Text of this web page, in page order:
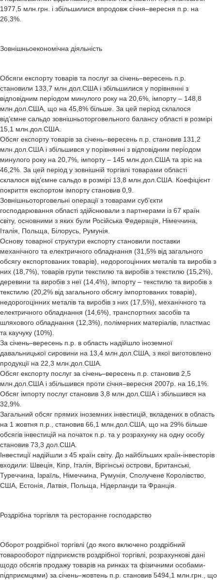
1977,5 млн.грн. і збільшилися впродовж січня–вересня п.р. на
26,3%.
Зовнішньоекономічна діяльність
Обсяги експорту товарів та послуг за січень–вересень п.р.
становили 133,7 млн.дол.США і збільшилися у порівнянні з
відповідним періодом минулого року на 20,6%, імпорту – 148,8
млн.дол.США, що на 45,8% більше. За цей період склалося
від’ємне сальдо зовнішньоторговельного балансу області в розмірі
15,1 млн.дол.США.
Обсяг експорту товарів за січень–вересень п.р. становив 131,2
млн.дол.США і збільшився у порівнянні з відповідним періодом
минулого року на 20,7%, імпорту – 145 млн.дол.США та зріс на
46,2%. За цей період у зовнішній торгівлі товарами області
склалося від’ємне сальдо в розмірі 13,8 млн.дол.США. Коефіцієнт
покриття експортом імпорту становив 0,9.
Зовнішньоторговельні операції з товарами суб’єкти
господарювання області здійснювали з партнерами із 67 країн
світу, основними з яких були Російська Федерація, Німеччина,
Італія, Польща, Білорусь, Румунія.
Основу товарної структури експорту становили поставки
механічного та електричного обладнання (31,5% від загального
обсягу експортованих товарів), недорогоцінних металів та виробів з
них (18,7%), товарів групи текстилю та виробів з текстилю (15,2%),
деревини та виробів з неї (14,4%), імпорту – текстилю та виробів з
текстилю (20,2% від загального обсягу імпортованих товарів),
недорогоцінних металів та виробів з них (17,5%), механічного та
електричного обладнання (14,6%), транспортних засобів та
шляхового обладнання (12,3%), полімерних матеріалів, пластмас
та каучуку (10%).
За січень–вересень п.р. в область надійшло іноземної
давальницької сировини на 13,4 млн.дол.США, з якої виготовлено
продукції на 22,3 млн.дол.США.
Обсяг експорту послуг за січень–вересень п.р. становив 2,5
млн.дол.США і збільшився проти січня–вересня 2007р. на 16,1%.
Обсяг імпорту послуг становив 3,8 млн.дол.США і збільшився на
32,9%.
Загальний обсяг прямих іноземних інвестицій, вкладених в область
на 1 жовтня п.р., становив 66,1 млн.дол.США, що на 29% більше
обсягів інвестицій на початок п.р. та у розрахунку на одну особу
становив 73,3 дол.США.
Інвестиції надійшли з 45 країн світу. До найбільших країн-інвесторів
входили: Швеція, Кіпр, Італія, Віргінські острови, Британські,
Туреччина, Ізраїль, Німеччина, Румунія, Сполучене Королівство,
США, Естонія, Латвія, Польща, Нідерланди та Франція.
Роздрібна торгівля та ресторанне господарство
Оборот роздрібної торгівлі (до якого включено роздрібний
товарооборот підприємств роздрібної торгівлі, розрахункові дані
щодо обсягів продажу товарів на ринках та фізичними особами-
підприємцями) за січень–жовтень п.р. становив 5494,1 млн.грн., що